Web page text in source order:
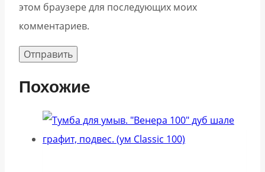
этом браузере для последующих моих
комментариев.
Похожие